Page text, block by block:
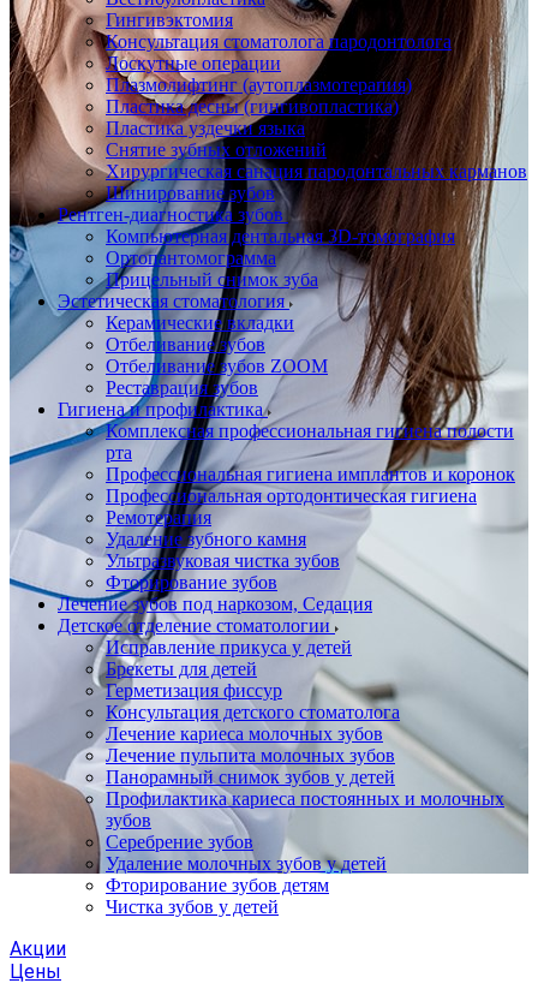
Гингивэктомия
Консультация стоматолога пародонтолога
Лоскутные операции
Плазмолифтинг (аутоплазмотерапия)
Пластика десны (гингивопластика)
Пластика уздечки языка
Снятие зубных отложений
Хирургическая санация пародонтальных карманов
Шинирование зубов
Рентген-диагностика зубов
Компьютерная дентальная 3D-томография
Ортопантомограмма
Прицельный снимок зуба
Эстетическая стоматология
Керамические вкладки
Отбеливание зубов
Отбеливание зубов ZOOM
Реставрация зубов
Гигиена и профилактика
Комплексная профессиональная гигиена полости
рта
Профессиональная гигиена имплантов и коронок
Профессиональная ортодонтическая гигиена
Ремотерапия
Удаление зубного камня
Ультразвуковая чистка зубов
Фторирование зубов
Лечение зубов под наркозом, Седация
Детское отделение стоматологии
Исправление прикуса у детей
Брекеты для детей
Герметизация фиссур
Консультация детского стоматолога
Лечение кариеса молочных зубов
Лечение пульпита молочных зубов
Панорамный снимок зубов у детей
Профилактика кариеса постоянных и молочных
зубов
Серебрение зубов
Удаление молочных зубов у детей
Фторирование зубов детям
Чистка зубов у детей
Акции
Цены